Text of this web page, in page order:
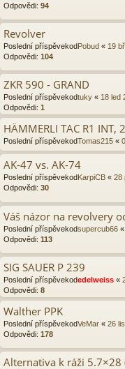
Odpovědi: 94
Revolver
Poslední příspěvekodPobud « 19
Odpovědi: 104
ZKR 590 - GRAND
Poslední příspěvekodtuky « 18 led
Odpovědi: 1
HÄMMERLI TAC R1 INT,
Poslední příspěvekodTomas215 «
AK-47 vs. AK-74
Poslední příspěvekod KarpiCB « 28
Odpovědi: 30
Váš názor na revolvery
Poslední příspěvekodsupercub66 «
Odpovědi: 113
SIG SAUER P 239
Poslední příspěvekodedelweiss «
Odpovědi: 8
Walther PPK
Poslední příspěvekodVeMar « 26
Odpovědi: 178
Alternativa k ráži 5.7×28